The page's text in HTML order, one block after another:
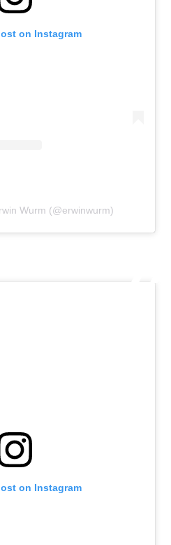
on Instagram
Wurm (@erwinwurm)
on Instagram